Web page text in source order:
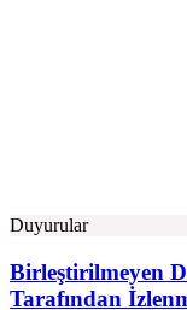
Duyurular
Birleştirilmeyen
Tarafından